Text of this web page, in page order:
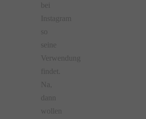
bei
Instagram
so
seine
Verwendung
findet.
Na,
dann
wollen